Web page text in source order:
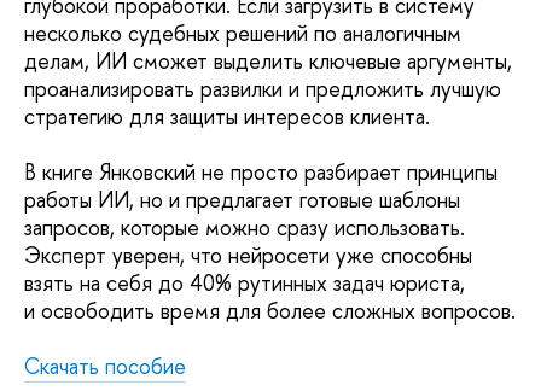
несколько судебных решений по аналогичным
делам, ИИ сможет выделить ключевые аргументы,
проанализировать развилки и предложить лучшую
стратегию для защиты интересов клиента.
В книге Янковский не просто разбирает принципы
работы ИИ, но и предлагает готовые шаблоны
запросов, которые можно сразу использовать.
Эксперт уверен, что нейросети уже способны
взять на себя до 40% рутинных задач юриста,
и освободить время для более сложных вопросов.
Скачать пособие